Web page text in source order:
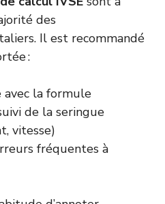
des
Il est recommandé
:
avec la formule
de la seringue
vitesse)
fréquentes à